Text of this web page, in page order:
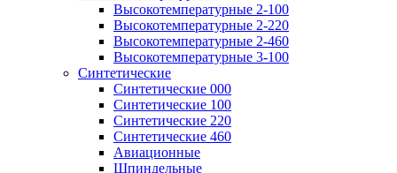
Высокотемпературные 2-100
Высокотемпературные 2-220
Высокотемпературные 2-460
Высокотемпературные 3-100
Синтетические
Синтетические 000
Синтетические 100
Синтетические 220
Синтетические 460
Авиационные
Шпиндельные